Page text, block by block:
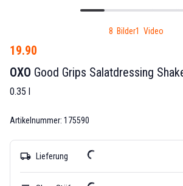
8 Bilder1 Video
19.90
OXO Good Grips Salatdressing
0.35 l
Artikelnummer: 175590
local_shipping Lieferung